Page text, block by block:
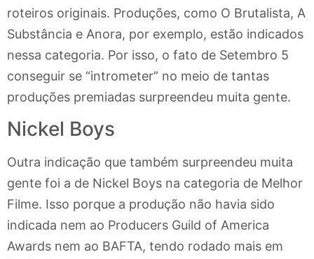
roteiros originais. Produções, como O Brutalista, A
Substância e Anora, por exemplo, estão indicados
nessa categoria. Por isso, o fato de Setembro 5
conseguir se “intrometer” no meio de tantas
produções premiadas surpreendeu muita gente.
Nickel Boys
Outra indicação que também surpreendeu muita
gente foi a de Nickel Boys na categoria de Melhor
Filme. Isso porque a produção não havia sido
indicada nem ao Producers Guild of America
Awards nem ao BAFTA, tendo rodado mais em